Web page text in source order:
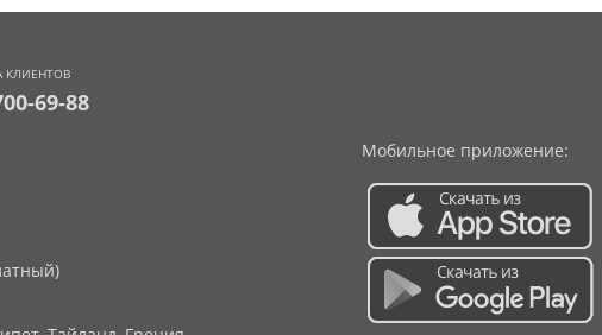
КЛИЕНТОВ
69-88
Мобильное приложение: